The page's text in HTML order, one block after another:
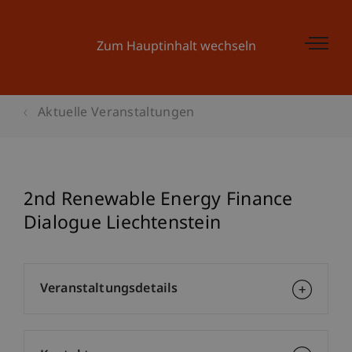
Zum Hauptinhalt wechseln
Aktuelle Veranstaltungen
2nd Renewable Energy Finance
Dialogue Liechtenstein
Veranstaltungsdetails